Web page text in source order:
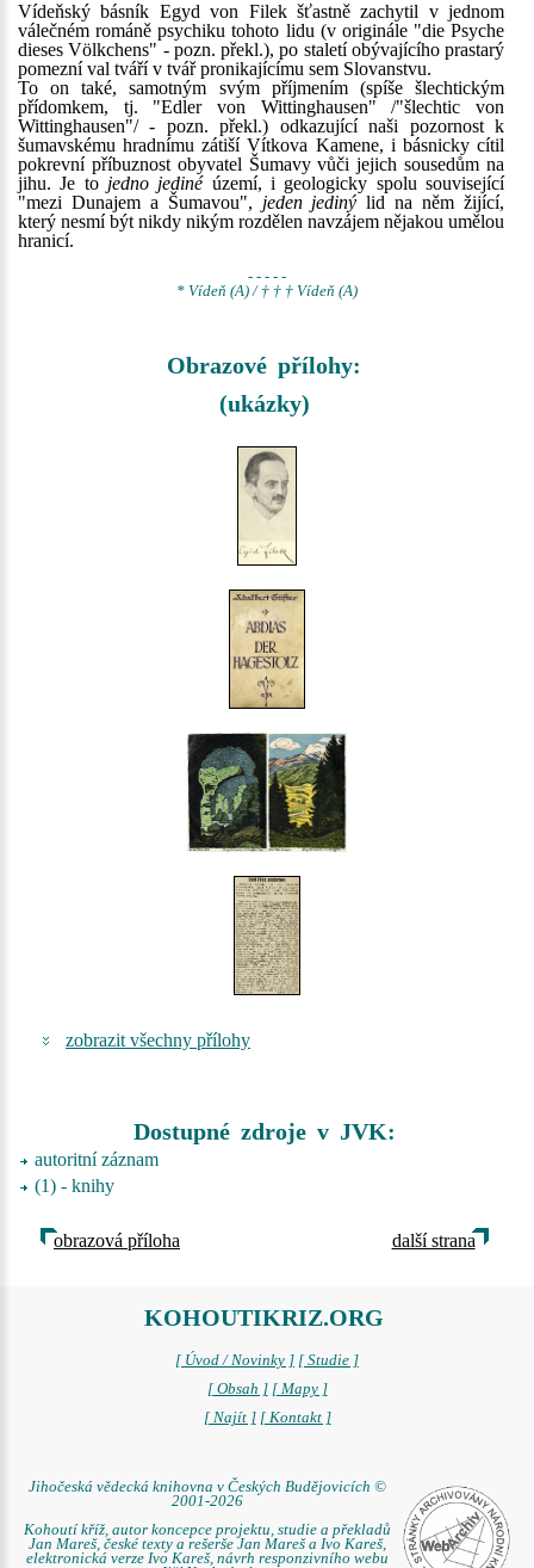
Vídeňský básník Egyd von Filek šťastně zachytil v jednom
válečném románě psychiku tohoto lidu (v originále "die Psyche
dieses Völkchens" - pozn. překl.), po staletí obývajícího prastarý
pomezní val tváří v tvář pronikajícímu sem Slovanstvu.
To on také, samotným svým příjmením (spíše šlechtickým
přídomkem, tj. "Edler von Wittinghausen" /"šlechtic von
Wittinghausen"/ - pozn. překl.) odkazující naši pozornost k
šumavskému hradnímu zátiší Vítkova Kamene, i básnicky cítil
pokrevní příbuznost obyvatel Šumavy vůči jejich sousedům na
jihu. Je to jedno jedinéúzemí, i geologicky spolu související
"mezi Dunajem a Šumavou", jeden jediný lid na něm žijící,
který nesmí být nikdy nikým rozdělen navzájem nějakou umělou
hranicí.
- - - - -
* Vídeň (A) / † † † Vídeň (A)
Obrazové přílohy:
(ukázky)
zobrazit všechny přílohy
Dostupné zdroje v JVK:
autoritní záznam
(1) - knihy
obrazová příloha další strana
KOHOUTIKRIZ.ORG
[ Úvod / Novinky ] [ Studie ]
[ Obsah ] [ Mapy ]
[ Najít ] [ Kontakt ]
Jihočeská vědecká knihovna v Českých Budějovicích ©
2001-2026
Kohoutí kříž, autor koncepce projektu, studie a překladů
Jan Mareš, české texty a rešerše Jan Mareš a Ivo Kareš,
elektronická verze Ivo Kareš, návrh responzivního webu